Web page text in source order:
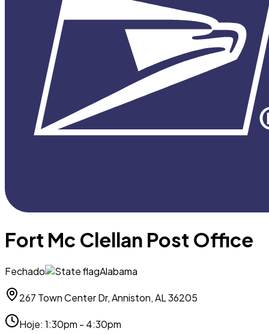
Fort Mc Clellan Post Office
Fechado Alabama
267 Town Center Dr, Anniston, AL 36205
Hoje: 1:30pm - 4:30pm